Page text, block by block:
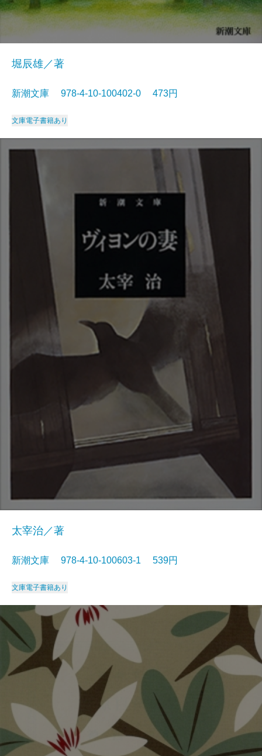
堀辰雄／著
新潮文庫 978-4-10-100402-0 473円
文庫電子書籍あり
太宰治／著
新潮文庫 978-4-10-100603-1 539円
文庫電子書籍あり